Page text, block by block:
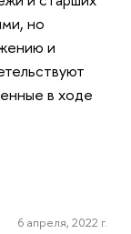
но
и
в ходе
6 апреля, 2022 г.